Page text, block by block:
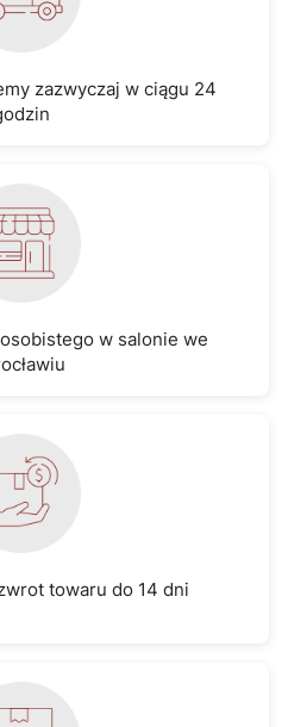
zazwyczaj w ciągu 24
w salonie we
towaru do 14 dni